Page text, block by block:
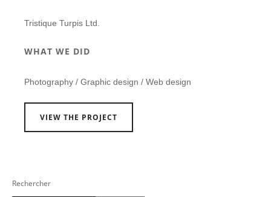
Tristique Turpis Ltd.
WHAT WE DID
Photography / Graphic design / Web design
VIEW THE PROJECT
Rechercher